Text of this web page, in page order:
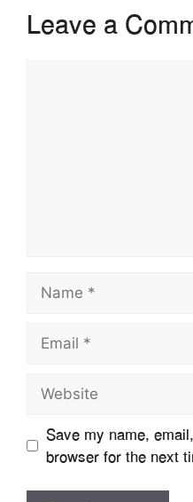
Leave a
Name
Email
Website
Save my name,
browser for the next